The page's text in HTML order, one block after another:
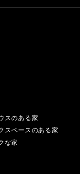
スのある家
スペースのある家
な家